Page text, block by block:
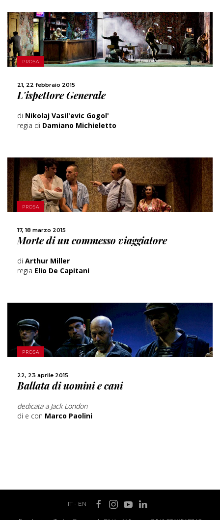
PROSA
21, 22 febbraio 2015
L'ispettore Generale
di Nikolaj Vasil'evic Gogol'
regia di Damiano Michieletto
SCOPRI DI PIÙ
PROSA
17, 18 marzo 2015
Morte di un commesso viaggiatore
di Arthur Miller
regia Elio De Capitani
SCOPRI DI PIÙ
PROSA
22, 23 aprile 2015
Ballata di uomini e cani
dedicata a Jack London
di e con Marco Paolini
SCOPRI DI PIÙ
IT- EN